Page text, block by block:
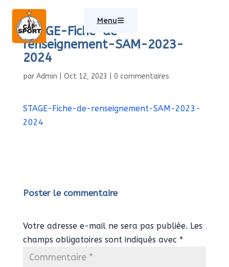
Menu
STAGE-Fiche-de-
renseignement-SAM-2023-
2024
par Admin Oct 12, 2023 0 commentaires
STAGE-Fiche-de-renseignement-SAM-2023-
2024
Poster le commentaire
Votre adresse e-mail ne sera pas publiée. Les
champs obligatoires sont indiqués avec *